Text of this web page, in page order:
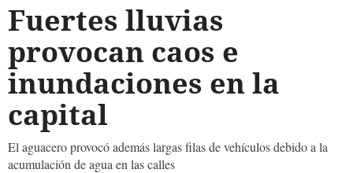
Fuertes lluvias
provocan caos e
inundaciones en la
capital
El aguacero provocó además largas filas de vehículos debido a la
acumulación de agua en las calles